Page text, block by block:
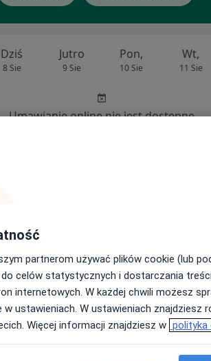
Dziś
8 Sie
Jutro
9 Sie
Pon,
10 Sie
Wt,
11 Sie
Umawianie online nie jest dostępne
Dziś
8 Sie
Jutro
9 Sie
Pon,
10 Sie
Wt,
11 Sie
partnerom używać plików cookie (lub
celów statystycznych i dostarczania
internetowych. W każdej chwili możesz
ustawieniach. W ustawieniach znajdziesz
Więcej informacji znajdziesz w polityka